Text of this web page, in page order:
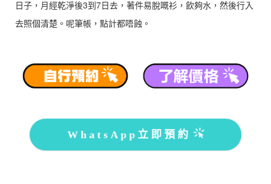
日子，月經乾淨後3到7日去，著件易脫嘅衫，飲夠水，然後行入
去照個清楚。呢筆帳，點計都唔蝕。
WhatsApp立即預約